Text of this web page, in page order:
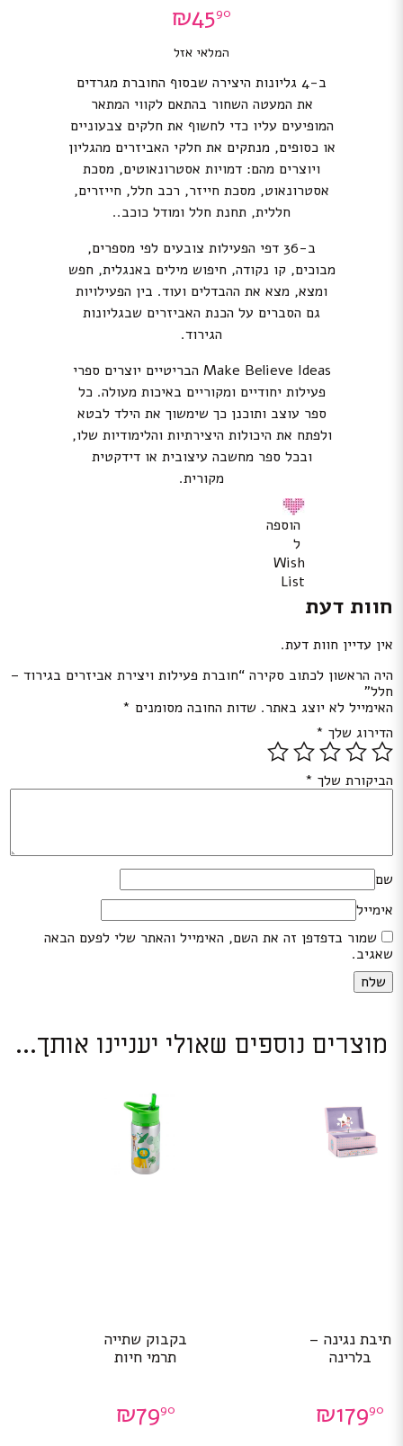
₪4590
המלאי אזל
ב-4 גליונות היצירה שבסוף החוברת מגרדים
את המעטה השחור בהתאם לקווי המתאר
המופיעים עליו כדי לחשוף את חלקים צבעוניים
או כסופים, מנתקים את חלקי האביזרים מהגליון
ויוצרים מהם: דמויות אסטרונאוטים, מסכת
אסטרונאוט, מסכת חייזר, רכב חלל, חייזרים,
חללית, תחנת חלל ומודל כוכב..
ב-36 דפי הפעילות צובעים לפי מספרים,
מבוכים, קו נקודה, חיפוש מילים באנגלית, חפש
ומצא, מצא את ההבדלים ועוד. בין הפעילויות
גם הסברים על הכנת האביזרים שבגליונות
הגירוד.
Make Believe Ideas הבריטיים יוצרים ספרי
פעילות יחודיים ומקוריים באיכות מעולה. כל
ספר עוצב ותוכנן כך שימשוך את הילד לבטא
ולפתח את היכולות היצירתיות והלימודיות שלו,
ובכל ספר מחשבה עיצובית או דידקטית
מקורית.
הוספה
ל
Wish
List
חוות דעת
אין עדיין חוות דעת.
היה הראשון לכתוב סקירה “חוברת פעילות ויצירת אביזרים בגירוד –
חלל”
האימייל לא יוצג באתר. שדות החובה מסומנים *
הדירוג שלך *
הביקורת שלך *
שם
אימייל
שמור בדפדפן זה את השם, האימייל והאתר שלי לפעם הבאה
שאגיב.
מוצרים נוספים שאולי יעניינו אותך...
תיבת נגינה –
בלרינה
₪17990
בקבוק שתייה
תרמי חיות
₪7990